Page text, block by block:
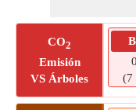
CO2
Emisión
VS Árboles
(7